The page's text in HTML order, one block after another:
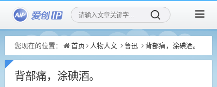
您现在的位置： 首页 人物人文 鲁迅 背部痛，涂碘酒。
背部痛，涂碘酒。